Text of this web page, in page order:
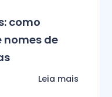
como
nomes de
Leia mais